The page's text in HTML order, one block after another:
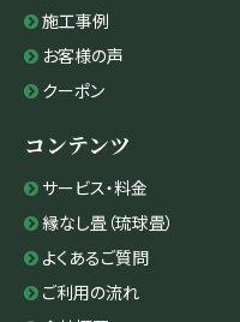
施工事例
お客様の声
クーポン
コンテンツ
サービス・料金
縁なし畳（琉球畳）
よくあるご質問
ご利用の流れ